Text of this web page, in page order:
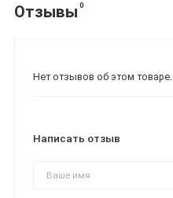
Отзывы 0
Нет отзывов об этом товаре.
Написать отзыв